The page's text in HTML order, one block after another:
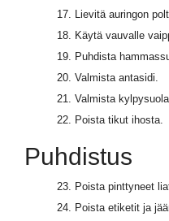
17. Lievitä auringon
18. Käytä vauvalle
19. Puhdista
20. Valmista antasidi.
21. Valmista
22. Poista tikut ihosta.
Puhdistus
23. Poista pinttyneet
24. Poista etiketit ja